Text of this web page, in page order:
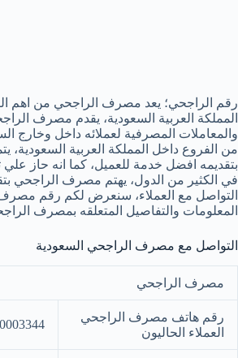
رقم الراجحي؛ يعد مصرف الراجحي من اهم
المملكة العربية السعودية، يقدم مصرف
والمعاملات المصرفية لعملائه داخل وخارج
من الفروع داخل المملكة العربية
بتقديمه افضل خدمة للعميل، كما انه حاز علي
في الكثير من الدول، يهتم مصرف الراجحي
التواصل مع العملاء، سنعرض لكم رقم
المعلومات والتفاصيل المتعلقه بمصرف
التواصل مع مصرف الراجحي السعودية
مصرف الراجحي
رقم هاتف مصرف الراجحي
العملاء الحاليون